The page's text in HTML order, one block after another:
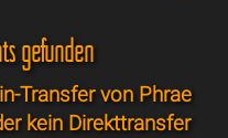
gefunden
Transfer von Phrae
kein Direkttransfer